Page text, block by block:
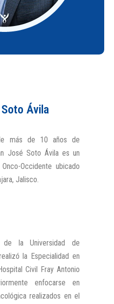
Ávila
más de 10 años de
José Soto Ávila es un
Occidente ubicado
Jalisco.
de la Universidad de
la Especialidad en
Civil Fray Antonio
enfocarse en
realizados en el